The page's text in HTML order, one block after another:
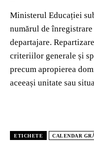
Ministerul Educației
numărul de
departajare.
criteriilor generale și
precum apropierea
aceeași unitate sau
ETICHETE CALENDAR